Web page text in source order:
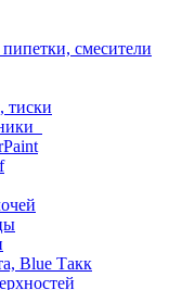
смесители
тиски
Blue Такк